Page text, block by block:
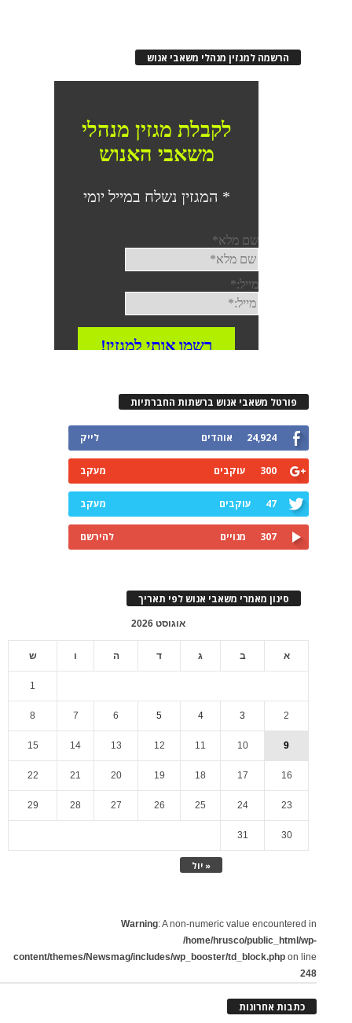
הרשמה למגזין מנהלי משאבי אנוש
פורטל משאבי אנוש ברשתות החברתיות
24,924 אוהדים לייק
300 עוקבים מעקב
47 עוקבים מעקב
307 מנויים להירשם
סינון מאמרי משאבי אנוש לפי תאריך
אוגוסט 2026
א ב ג ד ה ו ש
« יול
1
2
3
4
5
6
7
8
9
10
11
12
13
14
15
16
17
18
19
20
21
22
23
24
25
26
27
28
29
30
31
Warning: A non-numeric value encountered in
/home/hrusco/public_html/wp-
content/themes/Newsmag/includes/wp_booster/td_block.php on line
248
כתבות אחרונות